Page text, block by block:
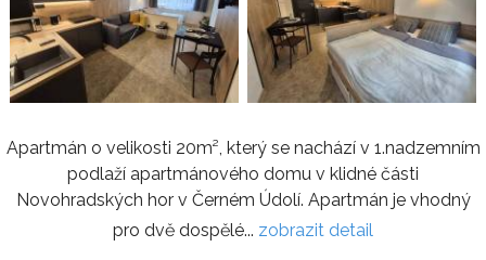
Apartmán o velikosti 20m², který se nachází v 1.nadzemním
podlaží apartmánového domu v klidné části
Novohradských hor v Černém Údolí. Apartmán je vhodný
pro dvě dospělé... zobrazit detail